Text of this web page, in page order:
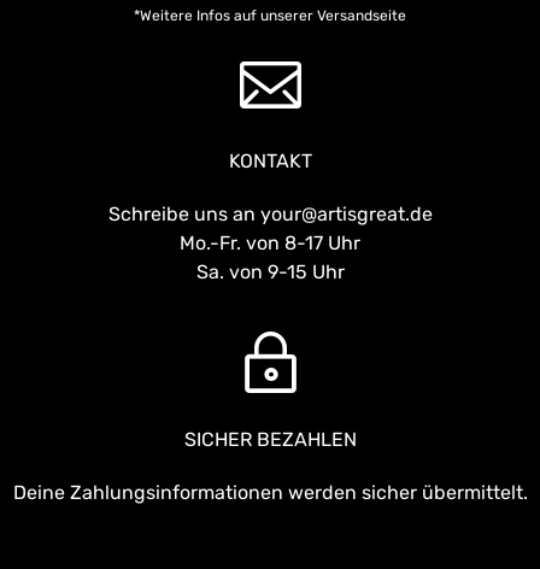
*Weitere Infos auf unserer Versandseite
KONTAKT
Schreibe uns an your@artisgreat.de
Mo.-Fr. von 8-17 Uhr
Sa. von 9-15 Uhr
SICHER BEZAHLEN
Deine Zahlungsinformationen werden sicher übermittelt.